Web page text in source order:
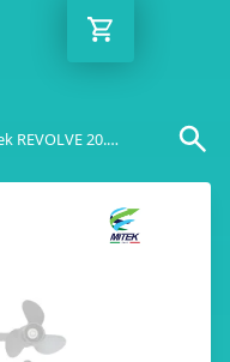
Mitek REVOLVE 20.0 PS